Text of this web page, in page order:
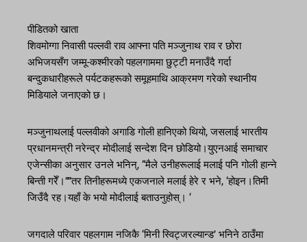
पीडितको खाता
शिवमोग्गा निवासी पल्लवी राव आफ्ना पति मञ्जुनाथ राव र छोरा
अभिजयसँग जम्मू-कश्मीरको पहलगाममा छुट्टी मनाउँदै गर्दा
बन्दुकधारीहरूले पर्यटकहरूको समूहमाथि आक्रमण गरेको स्थानीय
मिडियाले जनाएको छ।
मञ्जुनाथलाई पल्लवीको अगाडि गोली हानिएको थियो, जसलाई भारतीय
प्रधानमन्त्री नरेन्द्र मोदीलाई सन्देश दिन छोडियो।युएनआई समाचार
एजेन्सीका अनुसार उनले भनिन्, “मैले उनीहरूलाई मलाई पनि गोली हान्ने
बिन्ती गरेँ।””तर तिनीहरूमध्ये एकजनाले मलाई हेरे र भने, ‘होइन।तिमी
जिउँदै रह।यहाँ के भयो मोदीलाई बताउनुहोस्। ‘
जगदाले परिवार पहलगाम नजिकै ‘मिनी स्विट्जरल्यान्ड’ भनिने ठाउँमा